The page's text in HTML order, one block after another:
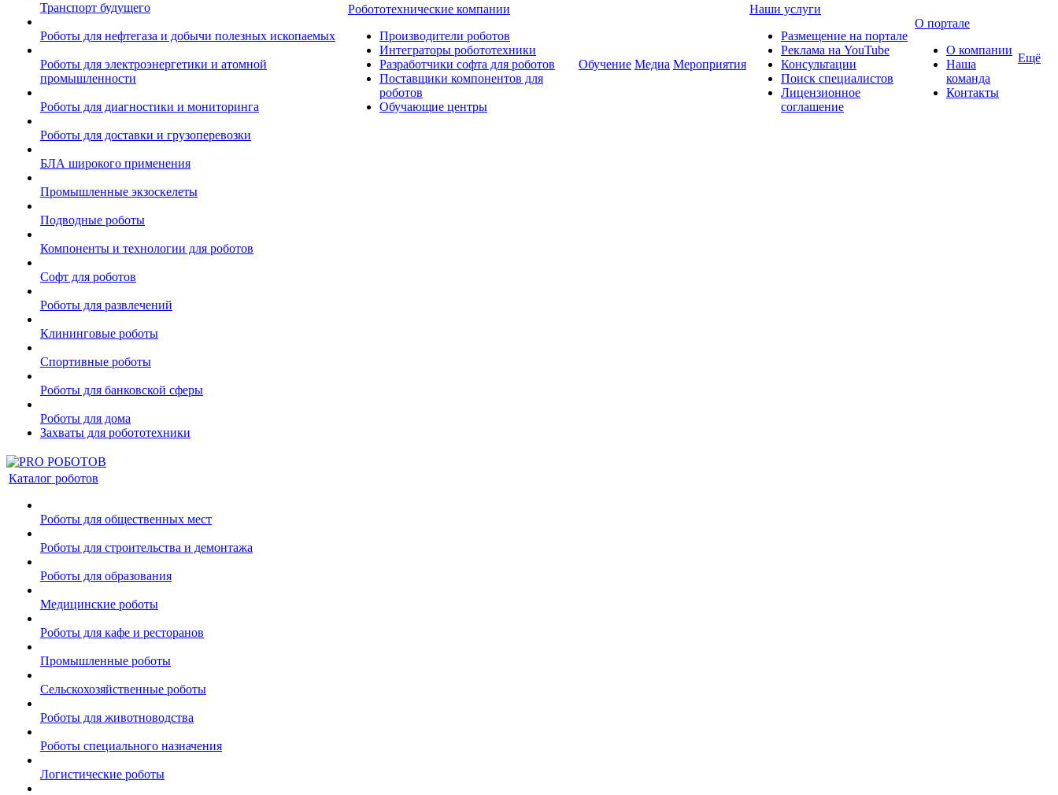
Транспорт будущего
Роботы для нефтегаза и добычи полезных ископаемых
Роботы для электроэнергетики и атомной
промышленности
Роботы для диагностики и мониторинга
Роботы для доставки и грузоперевозки
БЛА широкого применения
Промышленные экзоскелеты
Подводные роботы
Компоненты и технологии для роботов
Софт для роботов
Роботы для развлечений
Клининговые роботы
Спортивные роботы
Роботы для банковской сферы
Роботы для дома
Захваты для робототехники
Робототехнические компании
Производители роботов
Интеграторы робототехники
Разработчики софта для роботов
Поставщики компонентов для
роботов
Обучающие центры
Обучение Медиа Мероприятия
Наши услуги
Размещение на портале
Реклама на YouTube
Консультации
Поиск специалистов
Лицензионное
соглашение
О портале
О компании
Наша
команда
Контакты
Ещё
Каталог роботов
Роботы для общественных мест
Роботы для строительства и демонтажа
Роботы для образования
Медицинские роботы
Роботы для кафе и ресторанов
Промышленные роботы
Сельскохозяйственные роботы
Роботы для животноводства
Роботы специального назначения
Логистические роботы